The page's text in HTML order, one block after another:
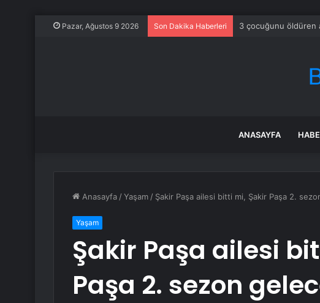
Pazar, Ağustos 9 2026 Son Dakika Haberleri 3 çocuğunu öldüren
ANASAYFA
Anasayfa /Yaşam / Şakir Paşa ailesi bitti mi, Şakir Paşa 2.
Yaşam
Şakir Paşa ailesi
Paşa 2. sezon